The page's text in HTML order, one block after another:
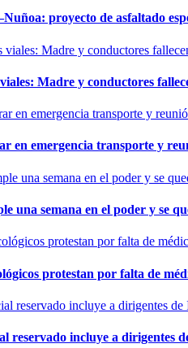
proyecto de asfaltado
Madre y conductores
en emergencia transporte y
una semana en el poder y se
protestan por falta de
reservado incluye a dirigentes